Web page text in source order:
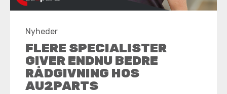
Nyheder
FLERE SPECIALISTER
GIVER ENDNU BEDRE
RÅDGIVNING HOS
AU2PARTS